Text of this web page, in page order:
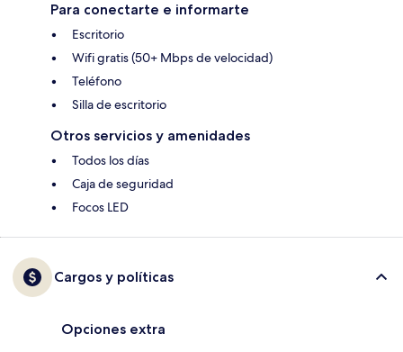
Para conectarte e informarte
Escritorio
Wifi gratis (50+ Mbps de velocidad)
Teléfono
Silla de escritorio
Otros servicios y amenidades
Todos los días
Caja de seguridad
Focos LED
Cargos y políticas
Opciones extra